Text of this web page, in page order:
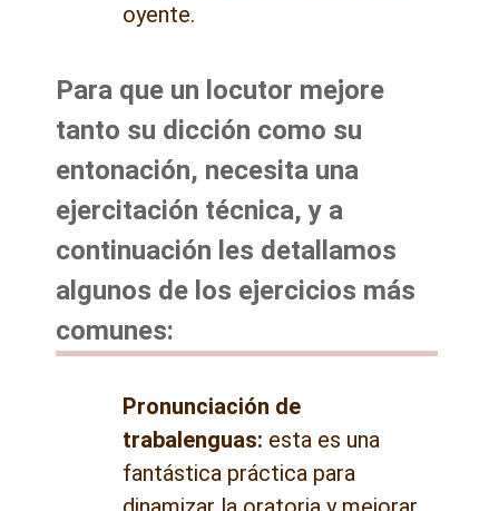
oyente.
Para que un locutor mejore
tanto su dicción como su
entonación, necesita una
ejercitación técnica, y a
continuación les detallamos
algunos de los ejercicios más
comunes:
Pronunciación de
trabalenguas: esta es una
fantástica práctica para